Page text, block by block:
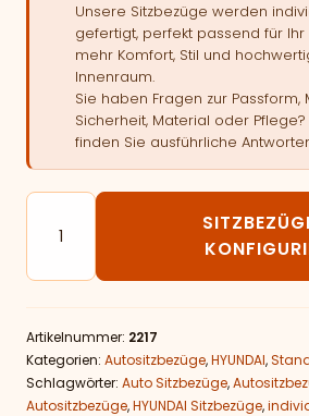
Unsere Sitzbezüge werden
gefertigt, perfekt passend für Ihr
mehr Komfort, Stil und
Innenraum.
Sie haben Fragen zur
Sicherheit, Material oder Pflege?
finden Sie ausführliche
Autositzbezüge passend für
Artikelnummer: 2217
Kategorien: Autositzbezüge,HYUNDAI,
Schlagwörter: Auto Sitzbezüge,
Autositzbezüge,HYUNDAI Sitzbezüge,